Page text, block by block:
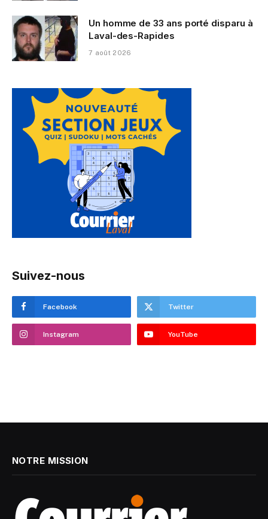
Un homme de 33 ans porté disparu à
Laval-des-Rapides
7 août 2026
Suivez-nous
Facebook Twitter
Instagram YouTube
NOTRE MISSION